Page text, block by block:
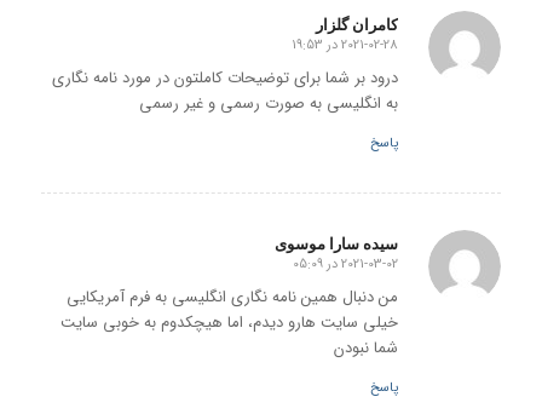
کامران گلزار
گفته:
2021-02-28 در 19:53
درود بر شما برای توضیحات کاملتون در مورد نامه نگاری
به انگلیسی به صورت رسمی و غیر رسمی
پاسخ
سیده سارا موسوی
گفته:
2021-03-02 در 05:09
من دنبال همین نامه نگاری انگلیسی به فرم آمریکایی
خیلی سایت هارو دیدم، اما هیچکدوم به خوبی سایت
شما نبودن
پاسخ